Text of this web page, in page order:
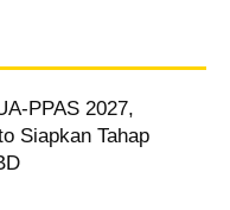
PPAS 2027,
Siapkan Tahap